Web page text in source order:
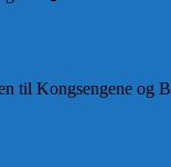
til Kongsengene og